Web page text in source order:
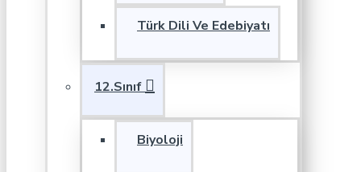
Türk Dili Ve Edebiyatı
12.Sınıf
Biyoloji